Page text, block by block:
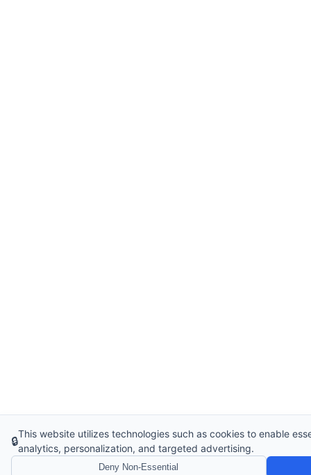
🔒
This website utilizes technologies such as cookies to enable
analytics, personalization, and targeted advertising.
Deny Non-Essential